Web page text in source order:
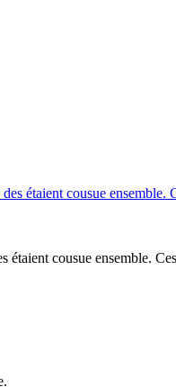
étaient cousue ensemble.